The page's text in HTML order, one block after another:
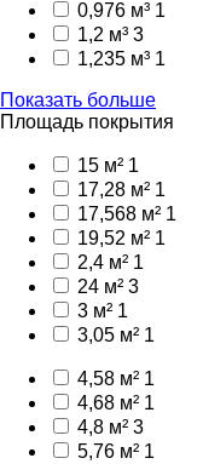
0,976 м³ 1
1,2 м³ 3
1,235 м³ 1
Показать больше
Площадь покрытия
15 м² 1
17,28 м² 1
17,568 м² 1
19,52 м² 1
2,4 м² 1
24 м² 3
3 м² 1
3,05 м² 1
4,58 м² 1
4,68 м² 1
4,8 м² 3
5,76 м² 1